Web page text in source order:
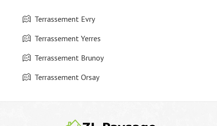
Terrassement Evry
Terrassement Yerres
Terrassement Brunoy
Terrassement Orsay